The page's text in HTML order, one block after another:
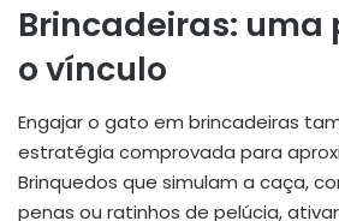
Brincadeiras: uma
o vínculo
Engajar o gato em brincadeiras
estratégia comprovada para
Brinquedos que simulam a caça,
penas ou ratinhos de pelúcia,